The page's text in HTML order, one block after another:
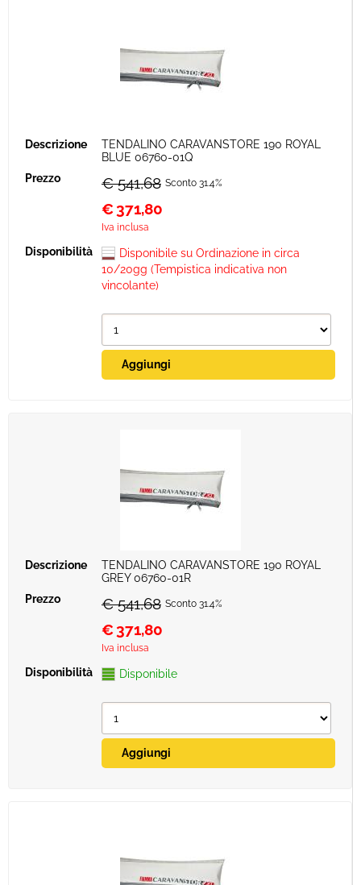
TENDALINO CARAVANSTORE 190 ROYAL
BLUE 06760-01Q
€ 541,68 Sconto 31.4%
€ 371,80
Iva inclusa
Disponibile su Ordinazione in circa
10/20gg (Tempistica indicativa non
vincolante)
TENDALINO CARAVANSTORE 190 ROYAL
GREY 06760-01R
€ 541,68 Sconto 31.4%
€ 371,80
Iva inclusa
Disponibile